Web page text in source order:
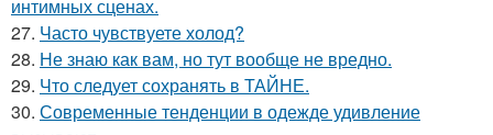
интимных сценах.
27. Часто чувствуете холод?
28. Не знаю как вам, но тут вообще не вредно.
29. Что следует сохранять в ТАЙНЕ.
30. Современные тенденции в одежде удивление